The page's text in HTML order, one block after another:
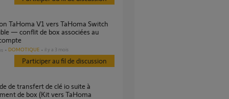
— conflit de box associées au
DOMOTIQUE il y a 3 mois
Participer au fil de discussion
de box (Kit vers TaHoma